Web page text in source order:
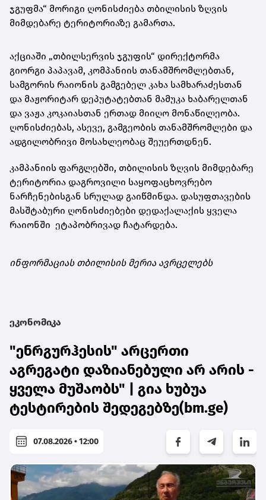
ჯგუფმა“ მორიგი ღონისძიება თბილისის ზღვის
მიმდებარე ტერიტორიაზე გამართა.
აქციაში „თბილსერვის ჯგუფის“ დირექტორმა
გიორგი პაპავამ, კომპანიის თანამშრომლებთან,
სამგორის რაიონის გამგებელ კახა სამხარაძესთან
და მაჟორიტარ დეპუტატებთან მამუკა ხაბარელთან
და ვაჟა კოკაიასთან ერთად მიიღო მონაწილეობა.
ღონისძიებას, ასევე, გამგეობის თანამშრომლები და
ადგილობრივი მოსახლეობაც შეუერთდნენ.
კამპანიის ფარგლებში, თბილისის ზღვის მიმდებარე
ტერიტორია დაგროვილი საყოფაცხოვრებო
ნარჩენებისგან სრულად გაიწმინდა. დასუფთავების
მასშტაბური ღონისძიებები დედაქალაქის ყველა
რაიონში ეტაპობრივად ჩატარდება.
ინფორმაციას თბილისის მერია ავრცელებს
ეკონომიკა
"ენრგურჰესის" არცერთი
აგრეგატი დაზიანებული არ არის -
ყველა მუშაობს" | გია ხუბუა
ტესტირების შედეგებზე(bm.ge)
07.08.2026 • 12:00